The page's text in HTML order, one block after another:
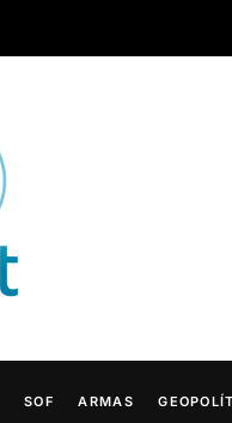
SOF ARMAS